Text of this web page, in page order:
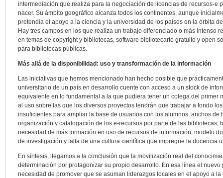
intermediación que realiza para la negociación de licencias de recursos-e
nacer. Su ámbito geográfico alcanza todos los continentes, aunque
pretendía el apoyo a la ciencia y la universidad de los países en la órbita
Hay tres campos en los que realiza un trabajo diferenciado o más intenso
en temas de copyright y bibliotecas, software bibliotecario gratuito y open
para bibliotecas públicas.
Más allá de la disponibilidad: uso y transformación de la información
Las iniciativas que hemos mencionado han hecho posible que
universitario de un país en desarrollo cuente con acceso a un stock de
equivalente en lo fundamental a la que pudiera tener un colega del primer
al uso sobre las que los diversos proyectos tendrán que trabajar a fondo
insuficientes para ampliar la base de usuarios con los alumnos, anchos
organización y catalogación de los e-recursos por parte de las bibliotecas,
necesidad de más formación en uso de recursos de información, modelo
de investigación y falta de una cultura científica que impregne la docencia
En síntesis, llegamos a la conclusión que la movilización real del
determinación por protagonizar su propio desarrollo. En esa línea el nuevo
necesidad de promover que se asuman liderazgos locales en el apoyo a